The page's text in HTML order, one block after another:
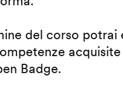
del corso
Badge.